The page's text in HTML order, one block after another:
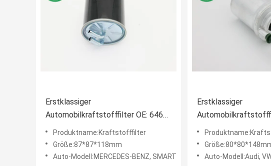
Erstklassiger
Automobilkraftstofffilter OE: 646
092 05 01 für MERCEDES-BENZ,
SMART
Produktname:Kraftstofffilter
Größe:87*87*118mm
Auto-Modell:MERCEDES-BENZ, SMART
Erstklassiger
201 511 für Audi,
Auto-Modell:Audi,